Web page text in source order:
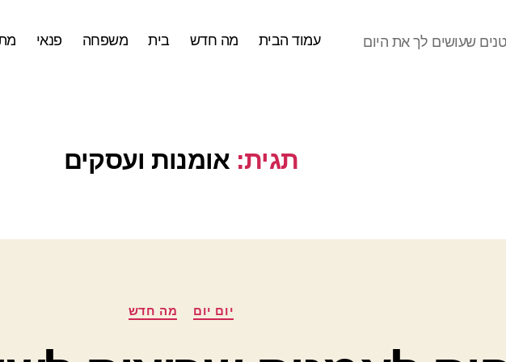
שעושים לך את היום עמוד הבית מה חדש בית משפחה פנאי
תגית: אומנות ועסקים
קטגוריות יום יום מה חדש